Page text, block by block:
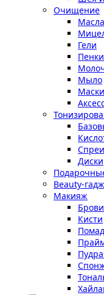
Очищение
Гели
Пенки
Мыло
Маски
Спреи
Диски
Beauty-
Макияж
Брови
Кисти